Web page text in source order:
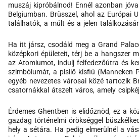
muszáj kipróbálnod! Ennél azonban
Belgiumban. Brüsszel, ahol az Európai
találhatók, a múlt és a jelen
Ha itt jársz, csodáld meg a Grand
középkori épületeit, térj be a hangszer
az Atomiumot, indulj felfedezőútra és
szimbólumát, a pisilő kisfiú (Manneken
egyéb nevezetes városai közé tartozik
csatornákkal átszelt város, amely
Érdemes Ghentben is elidőznöd, ez a
gazdag történelmi örökséggel
hely a sétára. Ha pedig elmerülnél a